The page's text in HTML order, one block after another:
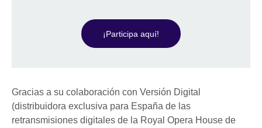
¡Participa aquí!
Gracias a su colaboración con Versión Digital
(distribuidora exclusiva para España de las
retransmisiones digitales de la Royal Opera House de